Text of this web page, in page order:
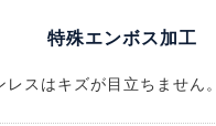
特殊エンボス加工
レスはキズが目立ちません。